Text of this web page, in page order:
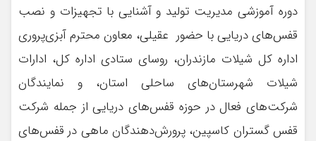
دوره آموزشی مدیریت تولید و آشنایی با تجهیزات و نصب
قفس‌های دریایی با حضور عقیلی، معاون محترم آبزی‌پروری
اداره کل شیلات مازندران، روسای ستادی اداره کل، ادارات
شیلات شهرستان‌های ساحلی استان، و نمایندگان
شرکت‌های فعال در حوزه قفس‌های دریایی از جمله شرکت
قفس گستران کاسپین، پرورش‌دهندگان ماهی در قفس‌های